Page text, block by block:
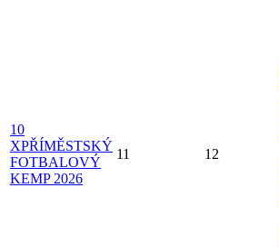
10
XPŘÍMĚSTSKÝ
FOTBALOVÝ
KEMP 2026
11 12